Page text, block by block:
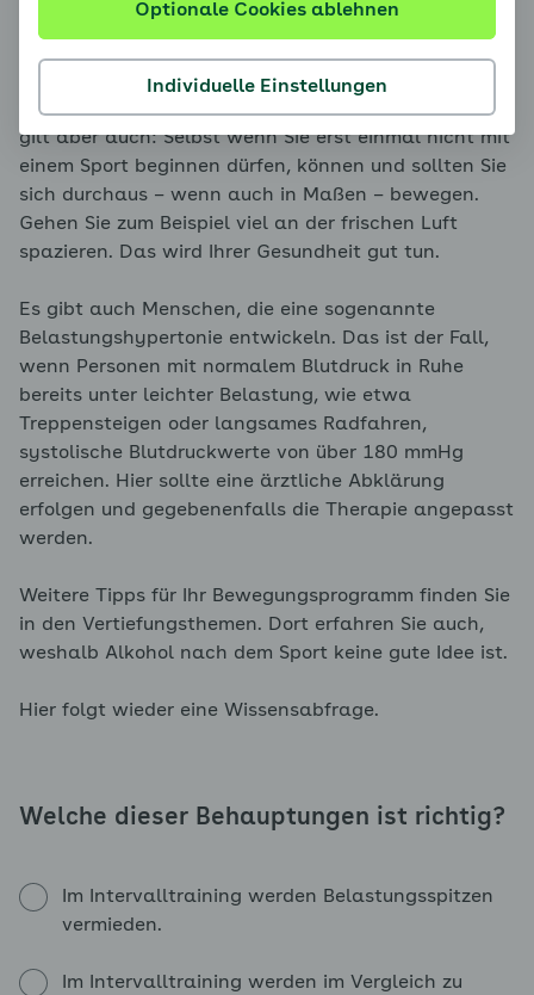
wann und mit welchen Blutdruckwerten Sie sich
Für Menschen mit hohen Blutdruckwerten in Ruhe
gilt aber auch: Selbst wenn Sie erst einmal nicht mit
einem Sport beginnen dürfen, können und sollten Sie
sich durchaus – wenn auch in Maßen – bewegen.
Gehen Sie zum Beispiel viel an der frischen Luft
spazieren. Das wird Ihrer Gesundheit gut tun.
Es gibt auch Menschen, die eine sogenannte
Belastungshypertonie entwickeln. Das ist der Fall,
wenn Personen mit normalem Blutdruck in Ruhe
bereits unter leichter Belastung, wie etwa
Treppensteigen oder langsames Radfahren,
systolische Blutdruckwerte von über 180 mmHg
erreichen. Hier sollte eine ärztliche Abklärung
erfolgen und gegebenenfalls die Therapie angepasst
werden.
Weitere Tipps für Ihr Bewegungsprogramm finden Sie
in den Vertiefungsthemen. Dort erfahren Sie auch,
weshalb Alkohol nach dem Sport keine gute Idee ist.
Hier folgt wieder eine Wissensabfrage.
Welche dieser Behauptungen ist richtig?
Im Intervalltraining werden Belastungsspitzen
vermieden.
Im Intervalltraining werden im Vergleich zu
Individuelle Einstellungen
Optionale Cookies ablehnen